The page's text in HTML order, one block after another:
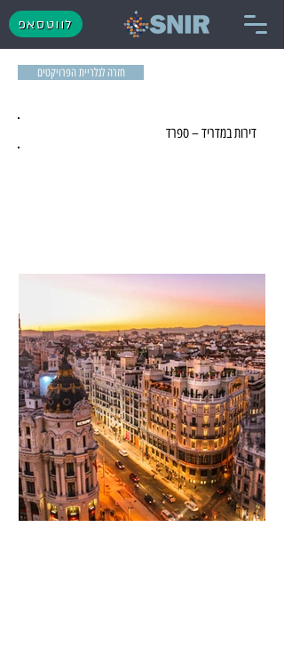
לווטסאפ
חזרה לגלריית הפרויקטים
דירות במדריד – ספרד